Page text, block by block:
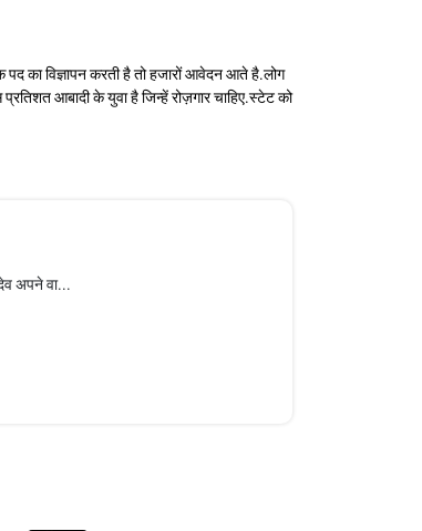
का विज्ञापन करती है तो हजारों आवेदन आते है.लोग
आबादी के युवा है जिन्हें रोज़गार चाहिए.स्टेट को
अपने वा...